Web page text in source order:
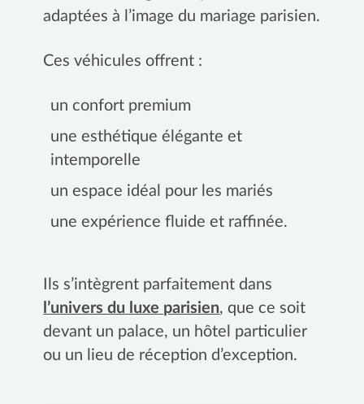
adaptées à l’image du mariage parisien.
Ces véhicules offrent :
un confort premium
une esthétique élégante et
intemporelle
un espace idéal pour les mariés
une expérience fluide et raffinée.
Ils s’intègrent parfaitement dans
l’univers du luxe parisien, que ce soit
devant un palace, un hôtel particulier
ou un lieu de réception d’exception.